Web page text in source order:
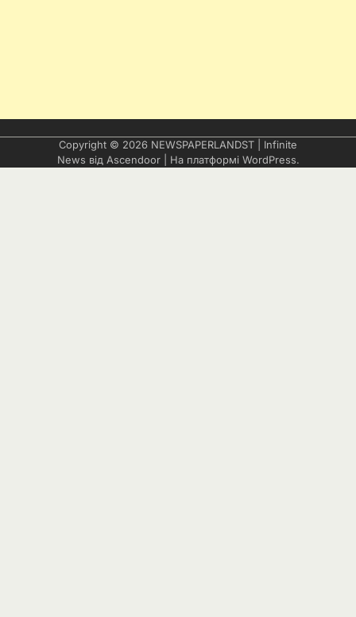
Copyright © 2026 NEWSPAPERLANDST | Infinite
News від Ascendoor| На платформі WordPress.